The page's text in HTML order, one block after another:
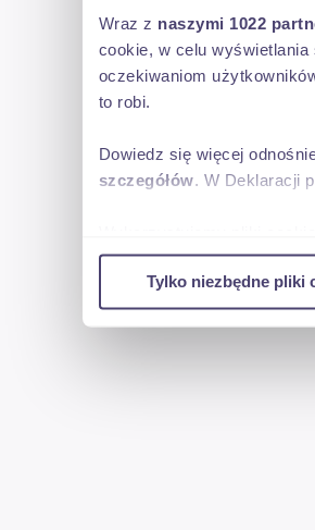
Wraz z naszymi 1022
cookie, w celu
oczekiwaniom
to robi.
Dowiedz się więcej
szczegółów. W Deklaracji
w naszej witrynie.
reklamowym i
uzyskanymi podczas
Tylko niezbędne pliki